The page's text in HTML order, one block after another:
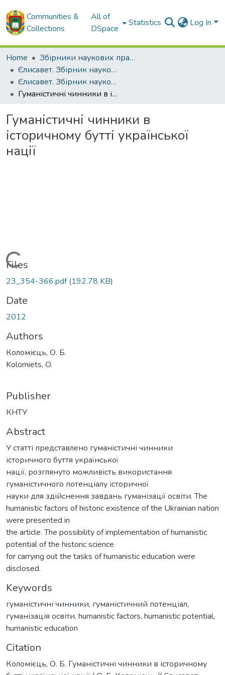
Communities &
Collections
All of
DSpace
Statistics Log In
Home
Збірники наукових праць ЦНТУ
Єлисавет. Збірник наукових праць Кіровоградського національного технічного університету. Історичні науки.
Єлисавет. Збірник наукових праць Кіровоградського національного технічного університету. Історичні науки. Випуск 1. - 2012
Гуманістичні чинники в історичному бутті української нації
Гуманістичні чинники в
історичному бутті української
нації
Loading...
Files
23_354-366.pdf(192.78 KB)
Date
2012
Authors
Коломієць, О. Б.
Kolomiets, O.
Publisher
КНТУ
Abstract
У статті представлено гуманістичні чинники
історичного буття української
нації, розглянуто можливість використання
гуманістичного потенціалу історичної
науки для здійснення завдань гуманізації освіти. The
humanistic factors of historic existence of the Ukrainian nation
were presented in
the article. The possibility of implementation of humanistic
potential of the historic science
for carrying out the tasks of humanistic education were
disclosed.
Keywords
гуманістичні чинники, гуманістичний потенціал,
гуманізація освіти, humanistic factors, humanistic potential,
humanistic education
Citation
Коломієць, О. Б. Гуманістичні чинники в історичному